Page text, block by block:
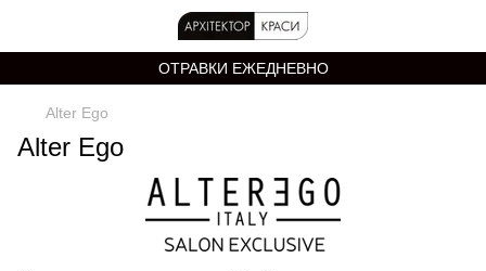
ОТРАВКИ ЕЖЕДНЕВНО
Alter Ego
Alter Ego